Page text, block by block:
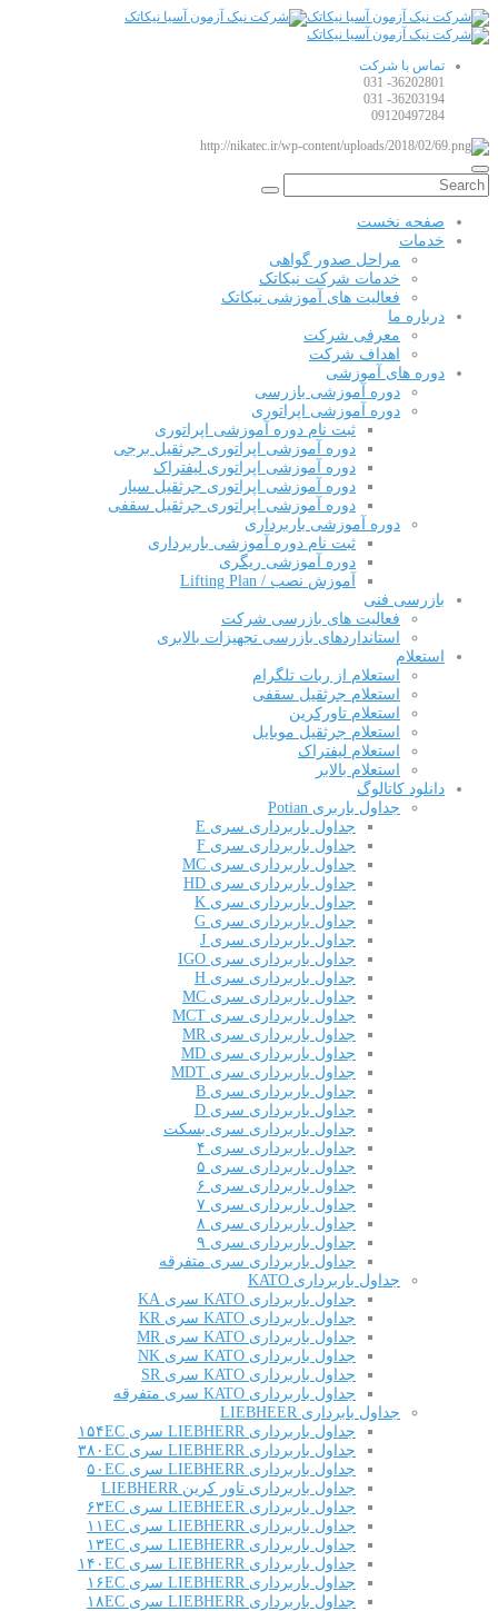
تماس با شرکت
36202801- 031
36203194- 031
09120497284
صفحه نخست
خدمات
مراحل صدور گواهی
خدمات شرکت نیکاتک
فعالیت های آموزشی نیکاتک
درباره ما
معرفی شرکت
اهداف شرکت
دوره های آموزشی
دوره آموزشی بازرسی
دوره آموزشی اپراتوری
ثبت نام دوره آموزشی اپراتوری
دوره آموزشی اپراتوری جرثقیل برجی
دوره آموزشی اپراتوری لیفتراک
دوره آموزشی اپراتوری جرثقیل سیار
دوره آموزشی اپراتوری جرثقیل سقفی
دوره آموزشی باربرداری
ثبت نام دوره آموزشی باربرداری
دوره آموزشی ریگری
آموزش نصب / Lifting Plan
بازرسی فنی
فعالیت های بازرسی شرکت
استانداردهای بازرسی تجهیزات بالابری
استعلام
استعلام از ربات تلگرام
استعلام جرثقیل سقفی
استعلام تاورکرین
استعلام جرثقیل موبایل
استعلام لیفتراک
استعلام بالابر
دانلود کاتالوگ
جداول باربری Potian
جداول باربرداری سری E
جداول باربرداری سری F
جداول باربرداری سری MC
جداول باربرداری سری HD
جداول باربرداری سری K
جداول باربرداری سری G
جداول باربرداری سری J
جداول باربرداری سری IGO
جداول باربرداری سری H
جداول باربرداری سری MC
جداول باربرداری سری MCT
جداول باربرداری سری MR
جداول باربرداری سری MD
جداول باربرداری سری MDT
جداول باربرداری سری B
جداول باربرداری سری D
جداول باربرداری سری بسکت
جداول باربرداری سری ۴
جداول باربرداری سری ۵
جداول باربرداری سری ۶
جداول باربرداری سری ۷
جداول باربرداری سری ۸
جداول باربرداری سری ۹
جداول باربرداری سری متفرقه
جداول باربرداری KATO
جداول باربرداری KATO سری KA
جداول باربرداری KATO سری KR
جداول باربرداری KATO سری MR
جداول باربرداری KATO سری NK
جداول باربرداری KATO سری SR
جداول باربرداری KATO سری متفرقه
جداول بابرداری LIEBHEER
جداول باربرداری LIEBHERR سری ۱۵۴EC
جداول باربرداری LIEBHERR سری ۳۸۰EC
جداول باربرداری LIEBHERR سری ۵۰EC
جداول باربرداری تاور کرین LIEBHERR
جداول باربرداری LIEBHEER سری ۶۳EC
جداول باربرداری LIEBHERR سری ۱۱EC
جداول باربرداری LIEBHERR سری ۱۳EC
جداول باربرداری LIEBHERR سری ۱۴۰EC
جداول باربرداری LIEBHERR سری ۱۶EC
جداول باربرداری LIEBHERR سری ۱۸EC